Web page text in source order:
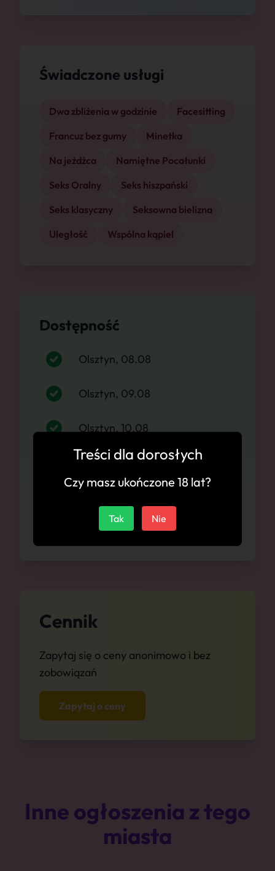
Świadczone usługi
Dwa zbliżenia w godzinie
Facesitting
Francuz bez gumy
Minetka
Na jeźdźca
Namiętne Pocałunki
Seks Oralny
Seks hiszpański
Seks klasyczny
Seksowna bielizna
Uległość
Wspólna kąpiel
Dostępność
Olsztyn, 08.08
Olsztyn, 09.08
Olsztyn, 10.08
Olsztyn, 11.08
Olsztyn, 13.08
Cennik
Zapytaj się o ceny anonimowo i bez
zobowiązań
Zapytaj o ceny
Inne ogłoszenia z tego
miasta
Treści dla dorosłych
Czy masz ukończone 18 lat?
Tak Nie